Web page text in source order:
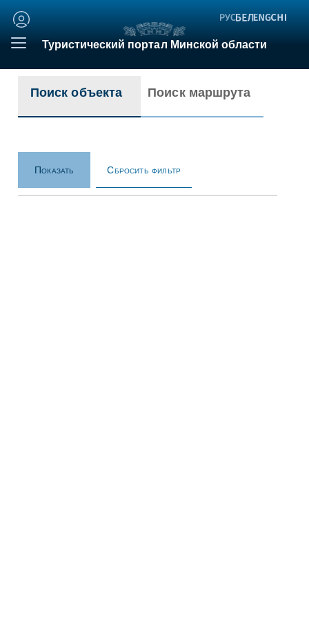
Туристический портал Минской области
Поиск объекта Поиск маршрута
Показать Сбросить фильтр